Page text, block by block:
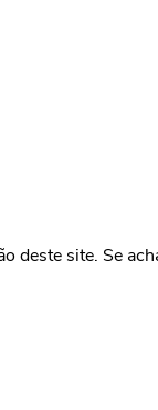
deste site. Se